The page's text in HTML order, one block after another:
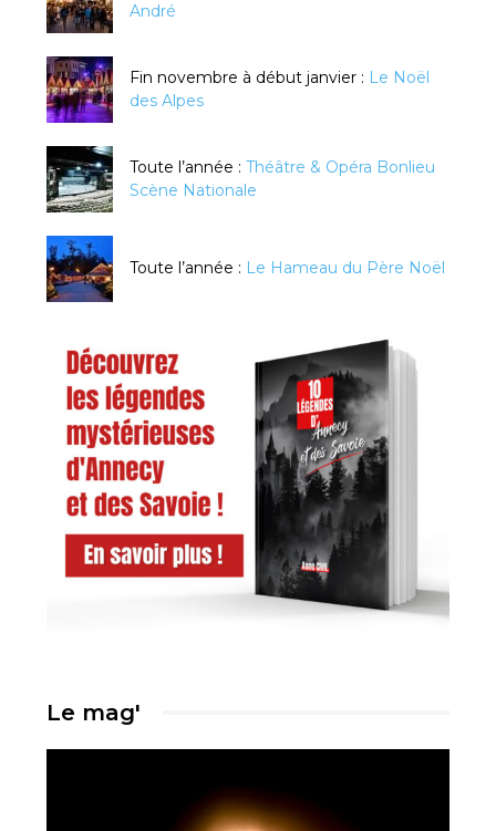
André
Fin novembre à début janvier : Le Noël
des Alpes
Toute l’année : Théâtre & Opéra Bonlieu
Scène Nationale
Toute l’année : Le Hameau du Père Noël
Le mag'